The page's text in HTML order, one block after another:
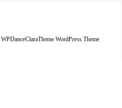
WPDanceClaraTheme WordPress Theme